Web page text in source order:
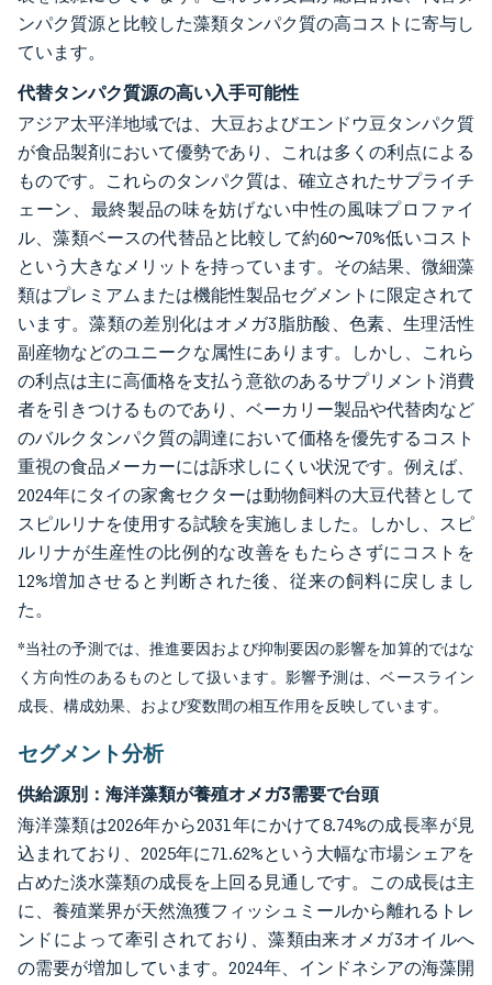
ンパク質源と比較した藻類タンパク質の高コストに寄与し
ています。
代替タンパク質源の高い入手可能性
アジア太平洋地域では、大豆およびエンドウ豆タンパク質
が食品製剤において優勢であり、これは多くの利点による
ものです。これらのタンパク質は、確立されたサプライチ
ェーン、最終製品の味を妨げない中性の風味プロファイ
ル、藻類ベースの代替品と比較して約60〜70%低いコスト
という大きなメリットを持っています。その結果、微細藻
類はプレミアムまたは機能性製品セグメントに限定されて
います。藻類の差別化はオメガ3脂肪酸、色素、生理活性
副産物などのユニークな属性にあります。しかし、これら
の利点は主に高価格を支払う意欲のあるサプリメント消費
者を引きつけるものであり、ベーカリー製品や代替肉など
のバルクタンパク質の調達において価格を優先するコスト
重視の食品メーカーには訴求しにくい状況です。例えば、
2024年にタイの家禽セクターは動物飼料の大豆代替として
スピルリナを使用する試験を実施しました。しかし、スピ
ルリナが生産性の比例的な改善をもたらさずにコストを
12%増加させると判断された後、従来の飼料に戻しまし
た。
*当社の予測では、推進要因および抑制要因の影響を加算的ではな
く方向性のあるものとして扱います。影響予測は、ベースライン
成長、構成効果、および変数間の相互作用を反映しています。
セグメント分析
供給源別：海洋藻類が養殖オメガ3需要で台頭
海洋藻類は2026年から2031年にかけて8.74%の成長率が見
込まれており、2025年に71.62%という大幅な市場シェアを
占めた淡水藻類の成長を上回る見通しです。この成長は主
に、養殖業界が天然漁獲フィッシュミールから離れるトレ
ンドによって牽引されており、藻類由来オメガ3オイルへ
の需要が増加しています。2024年、インドネシアの海藻開